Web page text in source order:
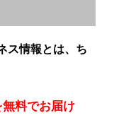
ス情報とは、ち
料でお届け